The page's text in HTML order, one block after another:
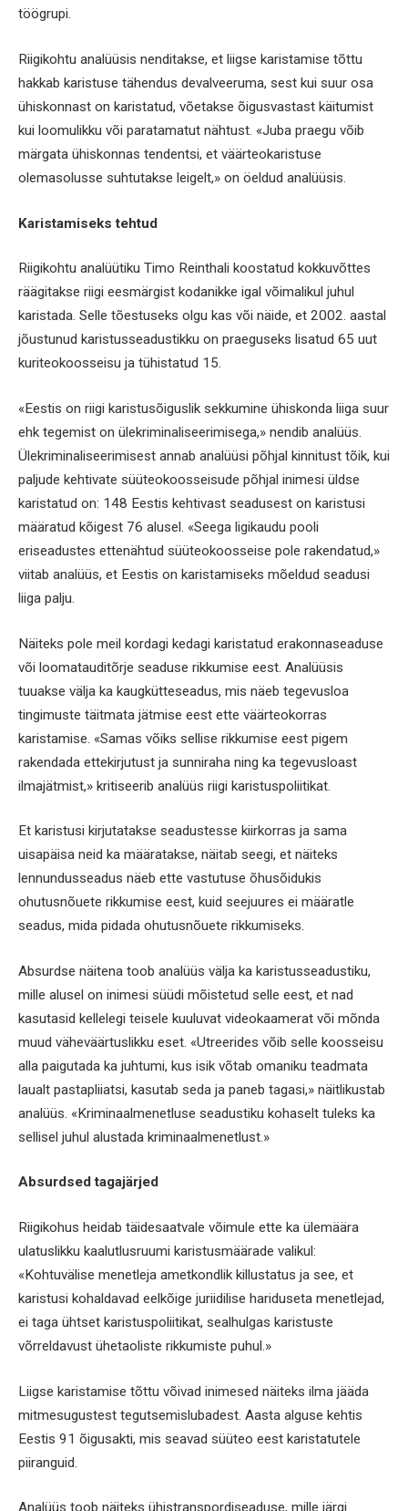
töögrupi.
Riigikohtu analüüsis nenditakse, et liigse karistamise tõttu
hakkab karistuse tähendus devalveeruma, sest kui suur osa
ühiskonnast on karistatud, võetakse õigusvastast käitumist
kui loomulikku või paratamatut nähtust. «Juba praegu võib
märgata ühiskonnas tendentsi, et väärteokaristuse
olemasolusse suhtutakse leigelt,» on öeldud analüüsis.
Karistamiseks tehtud
Riigikohtu analüütiku Timo Reinthali koostatud kokkuvõttes
räägitakse riigi eesmärgist kodanikke igal võimalikul juhul
karistada. Selle tõestuseks olgu kas või näide, et 2002. aastal
jõustunud karistusseadustikku on praeguseks lisatud 65 uut
kuriteokoosseisu ja tühistatud 15.
«Eestis on riigi karistusõiguslik sekkumine ühiskonda liiga suur
ehk tegemist on ülekriminaliseerimisega,» nendib analüüs.
Ülekriminaliseerimisest annab analüüsi põhjal kinnitust tõik, kui
paljude kehtivate süüteokoosseisude põhjal inimesi üldse
karistatud on: 148 Eestis kehtivast seadusest on karistusi
määratud kõigest 76 alusel. «Seega ligikaudu pooli
eriseadustes ettenähtud süüteokoosseise pole rakendatud,»
viitab analüüs, et Eestis on karistamiseks mõeldud seadusi
liiga palju.
Näiteks pole meil kordagi kedagi karistatud erakonnaseaduse
või loomatauditõrje seaduse rikkumise eest. Analüüsis
tuuakse välja ka kaugkütteseadus, mis näeb tegevusloa
tingimuste täitmata jätmise eest ette väärteokorras
karistamise. «Samas võiks sellise rikkumise eest pigem
rakendada ettekirjutust ja sunniraha ning ka tegevusloast
ilmajätmist,» kritiseerib analüüs riigi karistuspoliitikat.
Et karistusi kirjutatakse seadustesse kiirkorras ja sama
uisapäisa neid ka määratakse, näitab seegi, et näiteks
lennundusseadus näeb ette vastutuse õhusõidukis
ohutusnõuete rikkumise eest, kuid seejuures ei määratle
seadus, mida pidada ohutusnõuete rikkumiseks.
Absurdse näitena toob analüüs välja ka karistusseadustiku,
mille alusel on inimesi süüdi mõistetud selle eest, et nad
kasutasid kellelegi teisele kuuluvat videokaamerat või mõnda
muud väheväärtuslikku eset. «Utreerides võib selle koosseisu
alla paigutada ka juhtumi, kus isik võtab omaniku teadmata
laualt pastapliiatsi, kasutab seda ja paneb tagasi,» näitlikustab
analüüs. «Kriminaalmenetluse seadustiku kohaselt tuleks ka
sellisel juhul alustada kriminaalmenetlust.»
Absurdsed tagajärjed
Riigikohus heidab täidesaatvale võimule ette ka ülemäära
ulatuslikku kaalutlusruumi karistusmäärade valikul:
«Kohtuvälise menetleja ametkondlik killustatus ja see, et
karistusi kohaldavad eelkõige juriidilise hariduseta menetlejad,
ei taga ühtset karistuspoliitikat, sealhulgas karistuste
võrreldavust ühetaoliste rikkumiste puhul.»
Liigse karistamise tõttu võivad inimesed näiteks ilma jääda
mitmesugustest tegutsemislubadest. Aasta alguse kehtis
Eestis 91 õigusakti, mis seavad süüteo eest karistatutele
piiranguid.
Analüüs toob näiteks ühistranspordiseaduse, mille järgi